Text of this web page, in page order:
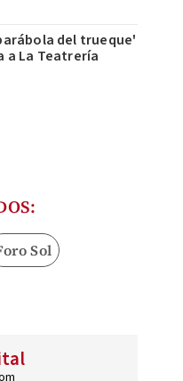
del trueque'
a La Teatrería
Sol